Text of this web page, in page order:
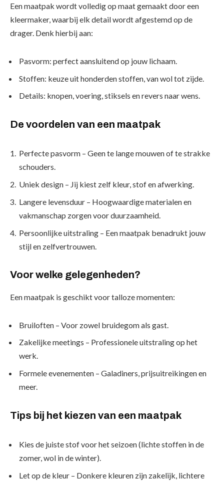
Een maatpak wordt volledig op maat gemaakt door een
kleermaker, waarbij elk detail wordt afgestemd op de
drager. Denk hierbij aan:
Pasvorm: perfect aansluitend op jouw lichaam.
Stoffen: keuze uit honderden stoffen, van wol tot zijde.
Details: knopen, voering, stiksels en revers naar wens.
De voordelen van een maatpak
Perfecte pasvorm – Geen te lange mouwen of te strakke
schouders.
Uniek design – Jij kiest zelf kleur, stof en afwerking.
Langere levensduur – Hoogwaardige materialen en
vakmanschap zorgen voor duurzaamheid.
Persoonlijke uitstraling – Een maatpak benadrukt jouw
stijl en zelfvertrouwen.
Voor welke gelegenheden?
Een maatpak is geschikt voor talloze momenten:
Bruiloften – Voor zowel bruidegom als gast.
Zakelijke meetings – Professionele uitstraling op het
werk.
Formele evenementen – Galadiners, prijsuitreikingen en
meer.
Tips bij het kiezen van een maatpak
Kies de juiste stofvoor het seizoen (lichte stoffen in de
zomer, wol in de winter).
Let op de kleur – Donkere kleuren zijn zakelijk, lichtere